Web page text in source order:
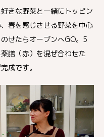
きな野菜と一緒にトッピン
春を感じさせる野菜を中心
せたらオーブンへGO。5
膳（赤）を混ぜ合わせた
成です。